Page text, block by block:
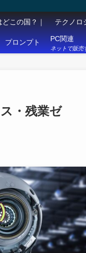
この国？｜ テクノロ
プロンプト PC関連
ネットで販売
・残業ゼ